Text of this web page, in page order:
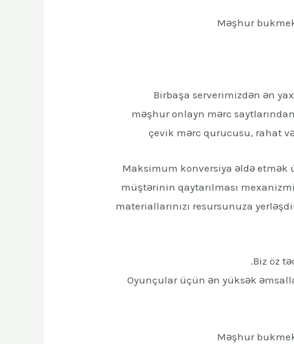
Məşhur
Birbaşa serverimizdən ən
məşhur onlayn mərc
çevik mərc qurucusu, rahat
Maksimum konversiya əldə
müştərinin qaytarılması
materiallarınızı resursunuza
Biz öz
Oyunçular üçün ən yüksək
Məşhur